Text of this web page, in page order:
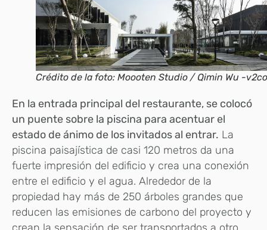
Crédito de la foto: Moooten Studio / Qimin Wu -
En la entrada principal del restaurante, se colocó
un puente sobre la piscina para acentuar el
estado de ánimo de los invitados al entrar. La
piscina paisajística de casi 120 metros da una
fuerte impresión del edificio y crea una conexión
entre el edificio y el agua. Alrededor de la
propiedad hay más de 250 árboles grandes que
reducen las emisiones de carbono del proyecto y